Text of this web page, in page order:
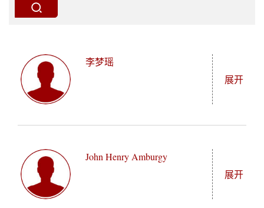
"/_mediafile/asc/20260611140345/student/image/"
李梦瑶
展开
国际政治经济学硕士学位。本科以3.98的绩点从沙迦
大学国际关系专业毕业，名列学院前茅。她对中国的
热爱始于学习中文，语言为她打开了一扇了解中华文
John Henry Amburgy
展开